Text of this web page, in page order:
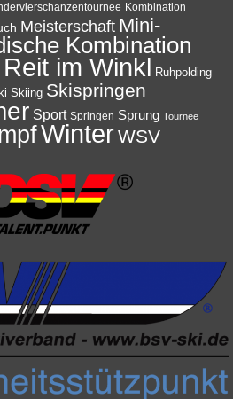
Kombination
Meisterschaft Mini-
Kombination
Reit im Winkl Ruhpolding
Skiing Skispringen
Sport Springen Sprung Tournee
WinterWSV